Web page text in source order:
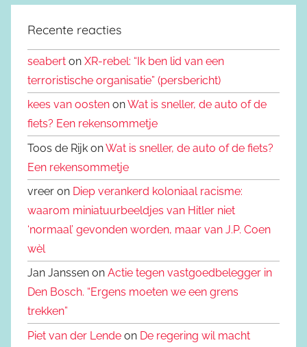
Recente reacties
seabert on XR-rebel: “Ik ben lid van een
terroristische organisatie” (persbericht)
kees van oosten onWat is sneller, de auto of de
fiets? Een rekensommetje
Toos de Rijk onWat is sneller, de auto of de fiets?
Een rekensommetje
vreer on Diep verankerd koloniaal racisme:
waarom miniatuurbeeldjes van Hitler niet
‘normaal’ gevonden worden, maar van J.P. Coen
wèl
Jan Janssen on Actie tegen vastgoedbelegger in
Den Bosch. “Ergens moeten we een grens
trekken”
Piet van der Lende on De regering wil macht